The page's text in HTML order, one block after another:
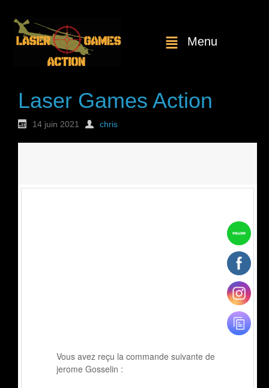
Menu
Laser Games Action
14 juin 2021 chris
Vous avez reçu la commande suivante de
jerome Gosselin :